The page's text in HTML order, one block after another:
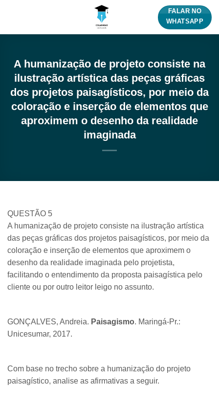
FALAR NO
WHATSAPP
A humanização de projeto consiste na
ilustração artística das peças gráficas
dos projetos paisagísticos, por meio da
coloração e inserção de elementos que
aproximem o desenho da realidade
imaginada
QUESTÃO 5
A humanização de projeto consiste na ilustração artística
das peças gráficas dos projetos paisagísticos, por meio da
coloração e inserção de elementos que aproximem o
desenho da realidade imaginada pelo projetista,
facilitando o entendimento da proposta paisagística pelo
cliente ou por outro leitor leigo no assunto.
​GONÇALVES, Andreia. Paisagismo. Maringá-Pr.:
Unicesumar, 2017.
Com base no trecho sobre a humanização do projeto
paisagístico, analise as afirmativas a seguir.